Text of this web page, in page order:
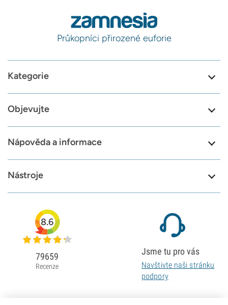
Průkopníci přirozené euforie
Kategorie
Objevujte
Nápověda a informace
Nástroje
8.6
79659
Recenze
Jsme tu pro vás
Navštivte naši stránku
podpory